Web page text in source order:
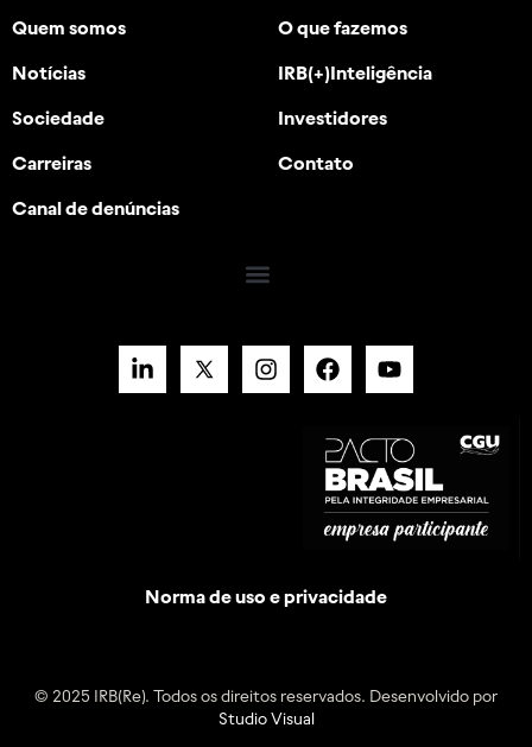
Quem somos O que fazemos
Notícias IRB(+)Inteligência
Sociedade Investidores
Carreiras Contato
Canal de denúncias
Norma de uso e privacidade
© 2025 IRB(Re). Todos os direitos reservados. Desenvolvido por
Studio Visual